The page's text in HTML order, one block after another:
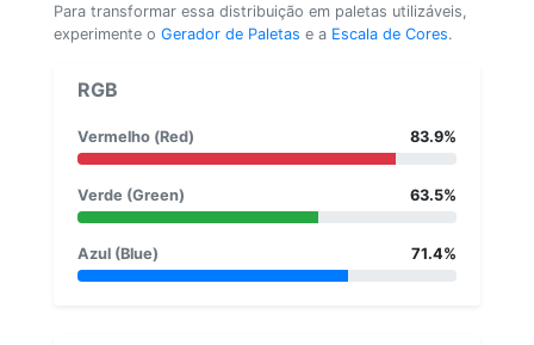
Para transformar essa distribuição em paletas utilizáveis,
experimente o Gerador de Paletas e a Escala de Cores.
RGB
Vermelho (Red) 83.9%
Verde (Green) 63.5%
Azul (Blue) 71.4%